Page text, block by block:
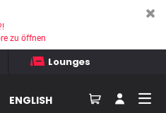
Lounges
ENGLISH
zu öffnen